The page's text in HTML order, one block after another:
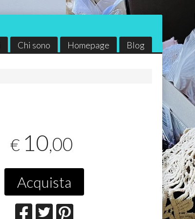
Chi sono Homepage Blog
€ 10,00
Acquista
ITD Collection